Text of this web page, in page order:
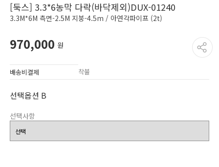
[둑스] 3.3*6농막 다락(바닥제외)DUX-01240
3.3M*6M 측면-2.5M 지붕-4.5m / 아연각파이프 (2t)
970,000 원
배송비결제 착불
선택옵션 B
선택사항